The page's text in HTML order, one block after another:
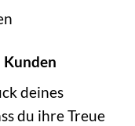
Kunden
deines
du ihre Treue